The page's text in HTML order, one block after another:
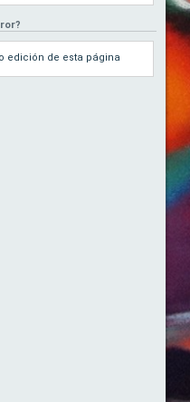
edición de esta página